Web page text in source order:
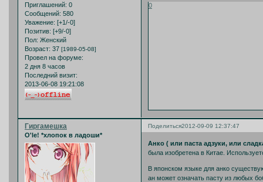
Приглашений: 0
Сообщений: 580
Уважение: [+1/-0]
Позитив: [+9/-0]
Пол: Женский
Возраст: 37 [1989-05-08]
Провел на форуме:
2 дня 8 часов
Последний визит:
2013-06-08 19:21:08
0
Поделиться2012-09-09 12:37:47
Гиргамешка
O'le! *хлопок в ладоши*
Анко ( или паста адзуки, или
была изобретена в Китае.
В японском языке для анко
ан может означать пасту из любых